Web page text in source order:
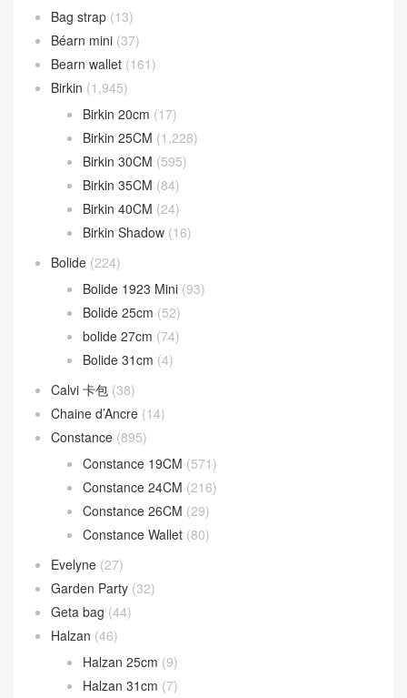
Bag strap (13)
Béarn mini (37)
Bearn wallet (161)
Birkin (1,945)
Birkin 20cm (17)
Birkin 25CM (1,228)
Birkin 30CM (595)
Birkin 35CM (84)
Birkin 40CM (24)
Birkin Shadow (16)
Bolide (224)
Bolide 1923 Mini (93)
Bolide 25cm (52)
bolide 27cm (74)
Bolide 31cm (4)
Calvi 卡包 (38)
Chaine d’Ancre (14)
Constance (895)
Constance 19CM (571)
Constance 24CM (216)
Constance 26CM (29)
Constance Wallet (80)
Evelyne (27)
Garden Party (32)
Geta bag (44)
Halzan (46)
Halzan 25cm (9)
Halzan 31cm (7)